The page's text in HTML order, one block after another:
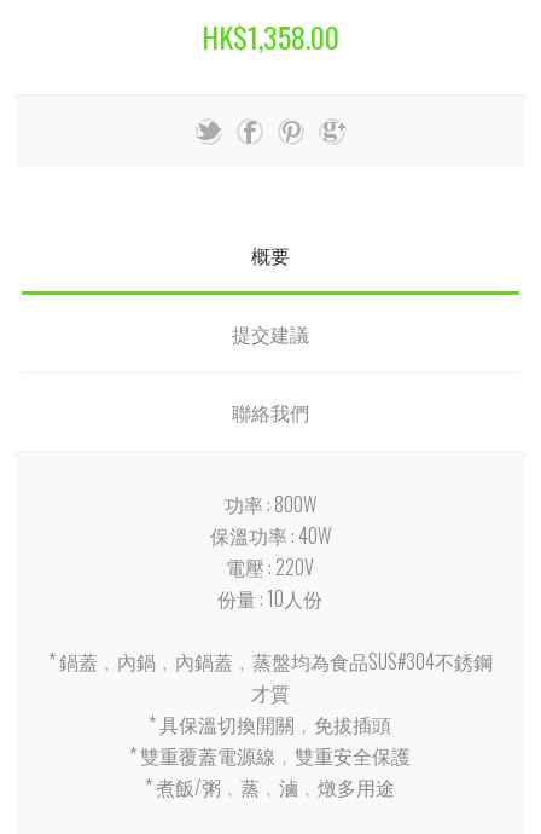
HK$1,358.00
概要
提交建議
聯絡我們
功率 : 800W
保溫功率 : 40W
電壓 : 220V
份量 : 10人份
* 鍋蓋﹐內鍋﹐內鍋蓋﹐蒸盤均為食品SUS#304不銹鋼
才質
* 具保溫切換開關﹐免拔插頭
* 雙重覆蓋電源線﹐雙重安全保護
* 煮飯/粥﹐蒸﹐滷﹐燉多用途